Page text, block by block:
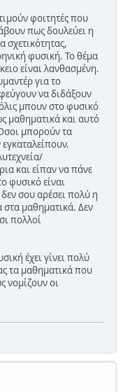
φοιτητές που
πως δουλεύει η
φυσική. Το θέμα
είναι λανθασμένη.
για το
να διδάξουν
μπουν στο φυσικό
μαθηματικά και αυτό
μπορούν τα
και είπαν να πάνε
φυσικό είναι
δεν σου αρέσει πολύ η
στα μαθηματικά. Δεν
πολλοί
έχει γίνει πολύ
τα μαθηματικά που
νομίζουν οι